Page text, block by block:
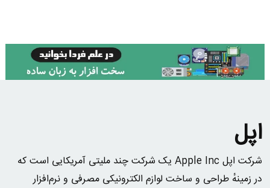
اپل
شرکت اپل Apple Inc یک شرکت چند ملیتی آمریکایی است که
در زمینهٔ طراحی و ساخت لوازم الکترونیکی مصرفی و نرم‌افزار